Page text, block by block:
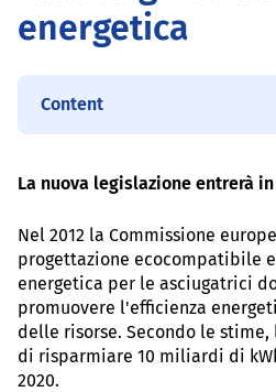
energetica
Content
La nuova legislazione entrerà
Nel 2012 la Commissione
progettazione ecocompatibile
energetica per le asciugatrici
promuovere l'efficienza
delle risorse. Secondo le
di risparmiare 10 miliardi di
2020.